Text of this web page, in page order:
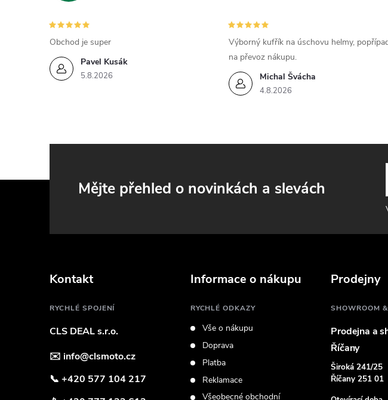
r
v
k
y
ý
i
u
Pavel Kusák
5.8.2026
Obchod je super
Michal Švácha
4.8.2026
Výborný kufřík na úschovu helmy,
na převoz nákupu.
Mějte přehled o novinkách a slevách
Prodejny
SHOWROOM
Prodejna a
Říčany
Široká 241/25
Říčany 251 01
Kontakt
RYCHLÉ SPOJENÍ
CLS DEAL s.r.o.
✉️ info@clsmoto.cz
📞 +420 577 104 217
Informace o nákupu
RYCHLÉ ODKAZY
Vše o nákupu
Doprava
Platba
Reklamace
Všeobecné obchodní